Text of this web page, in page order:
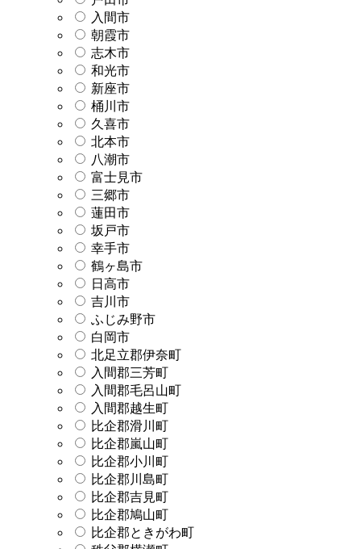
入間市
朝霞市
志木市
和光市
新座市
桶川市
久喜市
北本市
八潮市
富士見市
三郷市
蓮田市
坂戸市
幸手市
鶴ヶ島市
日高市
吉川市
ふじみ野市
白岡市
北足立郡伊奈町
入間郡三芳町
入間郡毛呂山町
入間郡越生町
比企郡滑川町
比企郡嵐山町
比企郡小川町
比企郡川島町
比企郡吉見町
比企郡鳩山町
比企郡ときがわ町